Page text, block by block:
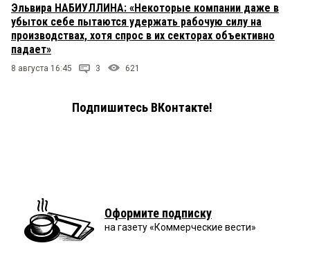
Эльвира НАБИУЛЛИНА: «Некоторые компании даже в
убыток себе пытаются удержать рабочую силу на
производствах, хотя спрос в их секторах объективно
падает»
8 августа 16:45 3 621
Подпишитесь ВКонтакте!
Оформите подписку
на газету «Коммерческие вести»